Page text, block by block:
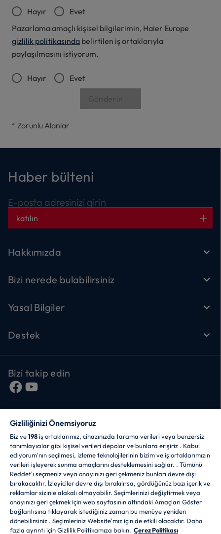
Hayır
Evet
Pazarlama amaçlı kişisel bilgilerimin, Haier Europe
gizlilik politikasında belirtilen iş ortaklarıyla
paylaşılmasını istiyorum.
Hayır Evet
* Zorunlu Alanlar
Haber bülteni
E-posta adresinizi girin
katılın
Hakkımızda
Bizi nerede bulabilirsiniz
Yasal Bilgiler
Destek
Bizi takip edin
CANDY HOOVER GROUP S.r.I. - Tek Hissedar -
MERKEZİ OFİS: Via Comolli, 57 - 20861 Brugherio (MB) -
İtalya - İDARİ OFİSLER: Via Privata Eden Fumagalli snc -
20861 Brugherio (MB) ve Via Trento n. 20/A-22 - 20871
Vimercate (MB) - İtalya - Tel.: +39.039.2086.1 - Faks:
+39.039.2086.237 - Sermaye 35.000.000.00 € iv -
Vergi kodu ve Milano-Monza-Brianza-Lodi Şirket
Sicilindeki kayıt numarası 04666310158 - Vergi
Gizliliğinizi Önemsiyoruz
Biz ve198iş ortaklarımız, cihazınızda tarama verileri veya benzersiz
tanımlayıcılar gibi kişisel verileri depolar ve bunlara erişiriz . Kabul
ediyorum'nın seçilmesi, izleme teknolojilerinin bizim ve iş ortaklarımızın
verileri işleyerek sunma amaçlarını desteklemesini sağlar. . Tümünü
Reddet'ı seçmeniz veya onayınızı geri çekmeniz bunları devre dışı
bırakacaktır. İzleyiciler devre dışı bırakılırsa, gördüğünüz bazı içerik ve
reklamlar sizinle alakalı olmayabilir. Seçimlerinizi değiştirmek veya
onayınızı geri çekmek için web sayfasının altındaki Amaçları Göster
bağlantısına tıklayarak istediğiniz zaman bu menüye yeniden
dönebilirsiniz . Seçimleriniz Website'mız için de etkili olacaktır. Daha
fazla ayrıntı için Gizlilik Politikamıza bakın. Çerez Politikası